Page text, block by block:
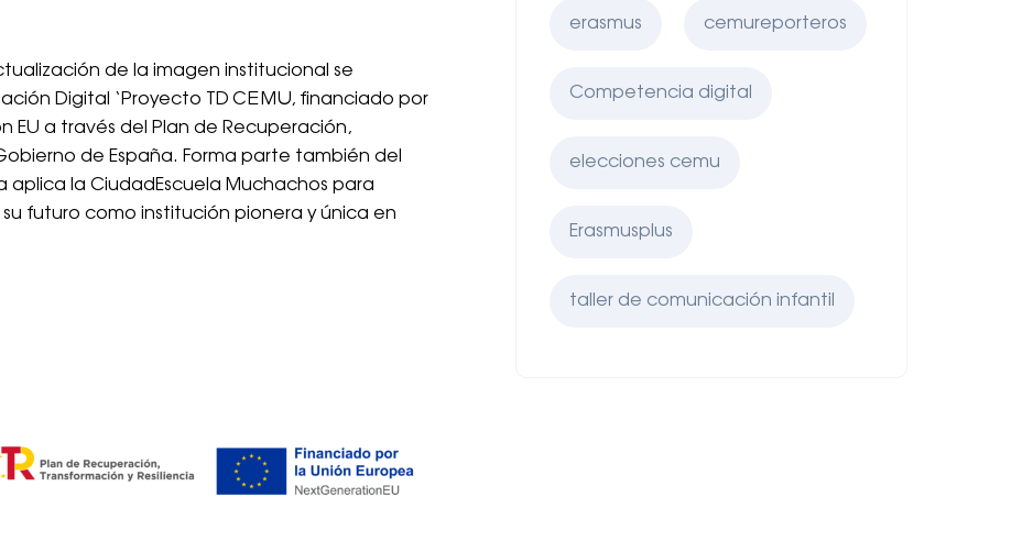
de la imagen institucional se
Digital ‘Proyecto TD CEMU, financiado por
EU a través del Plan de Recuperación,
de España. Forma parte también del
aplica la CiudadEscuela Muchachos para
futuro como institución pionera y única en
erasmus cemureporteros
Competencia digital
elecciones cemu
Erasmusplus
taller de comunicación infantil